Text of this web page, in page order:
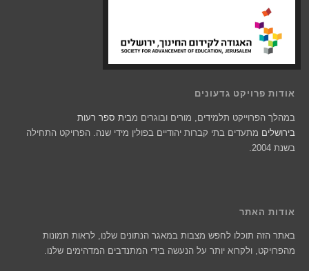
אודות פרויקט גדעונים
במהלך הפרוייקט תלמידים, מורים ובוגרים מבית ספר רעות
בירושלים מתעדים בתי קברות יהודיים בפולין מידי שנה. הפרויקט התחילה
בשנת 2004.
אודות האתר
באתר הזה תוכלו לחפש מצבות במאגר הנתונים שלנו, לראות תמונות
מהפרויקט, ולקרוא יותר על הנעשה בידי המתנדבים המדהימים שלנו.